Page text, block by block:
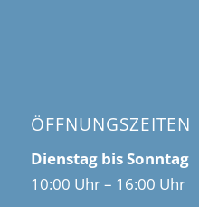
ÖFFNUNGSZEITEN
Dienstag bis Sonntag
10:00 Uhr – 16:00 Uhr